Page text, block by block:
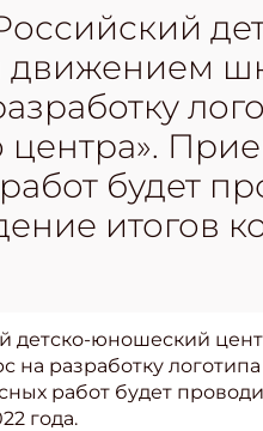
будет
итогов
детско-юношеский
на разработку
работ будет
года.